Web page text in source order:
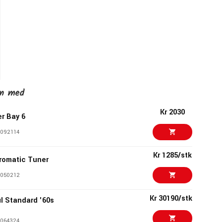
med
Bay 6 Kr 2030
Tuner Kr 1285/stk
Standard '60s Kr 30190/stk